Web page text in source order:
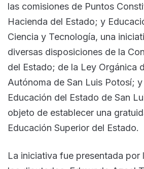
las comisiones de Puntos
Hacienda del Estado; y
Ciencia y Tecnología, una
diversas disposiciones de la
del Estado; de la Ley Orgánica
Autónoma de San Luis Potosí;
Educación del Estado de San
objeto de establecer una
Educación Superior del Estado.
La iniciativa fue presentada por